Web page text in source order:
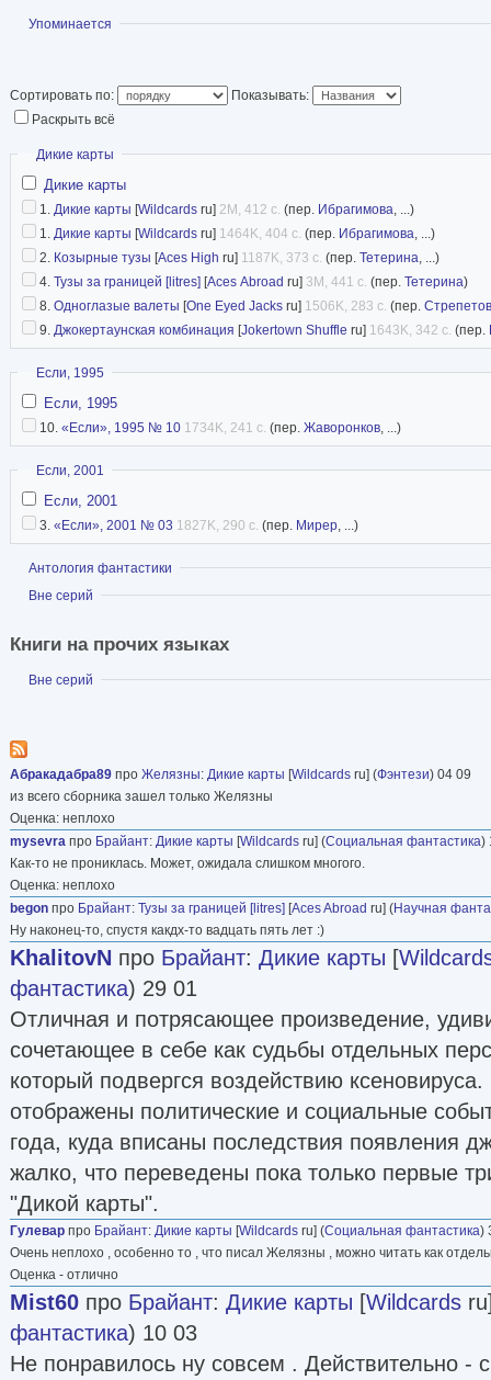
скорее, «магический реализм», близкий к
крупную вещь Шайнера («Тюрьма», 1990 г.).
повод для опасений: фантастической
потеря, если Шайнер полностью уйдет в
en.wikipedia
Показать
Упоминается
Сортировать по:
Показывать:
Раскрыть всё
Скрыть
Дикие карты
Дикие карты
1. Дикие карты [Wildcards ru] 2M, 412 с. (пер. Ибрагимова, ...)
1. Дикие карты [Wildcards ru] 1464K, 404 с. (пер. Ибрагимова, ...)
2. Козырные тузы [Aces High ru] 1187K, 373 с. (пер. Тетерина, ...)
4. Тузы за границей [litres] [Aces Abroad ru] 3M, 441 с. (пер. Тетерина)
8. Одноглазые валеты [One Eyed Jacks ru] 1506K, 283 с. (пер.
9. Джокертаунская комбинация [Jokertown Shuffle ru] 1643K, 342 с. (пер.
Скрыть
Если, 1995
Если, 1995
10. «Если», 1995 № 10 1734K, 241 с. (пер. Жаворонков, ...)
Скрыть
Если, 2001
Если, 2001
3. «Если», 2001 № 03 1827K, 290 с. (пер. Мирер, ...)
Показать
Антология фантастики
Показать
Вне серий
Книги на прочих языках
Показать
Вне серий
Абракадабра89 про Желязны: Дикие карты [Wildcards ru] (Фэнтези) 04 09
из всего сборника зашел только Желязны
Оценка: неплохо
mysevra про Брайант: Дикие карты [Wildcards ru] (Социальная фантастика)
Как-то не прониклась. Может, ожидала слишком многого.
Оценка: неплохо
begon про Брайант: Тузы за границей [litres] [Aces Abroad ru] (Научная
Ну наконец-то, спустя какдх-то вадцать пять лет :)
KhalitovN про Брайант: Дикие карты [
фантастика) 29 01
Отличная и потрясающее произведение,
сочетающее в себе как судьбы отдельных
который подвергся воздействию
отображены политические и социальные
года, куда вписаны последствия появления
жалко, что переведены пока только первые
"Дикой карты".
Гулевар про Брайант: Дикие карты [Wildcards ru] (Социальная фантастика)
Очень неплохо , особенно то , что писал Желязны , можно читать как
Оценка - отлично
Mist60 про Брайант: Дикие карты [Wildcards
фантастика) 10 03
Не понравилось ну совсем . Действительно -